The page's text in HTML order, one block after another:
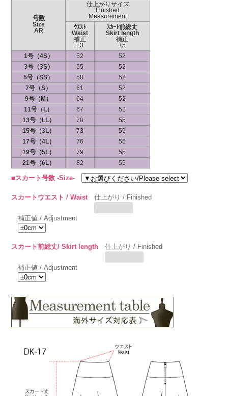
号数
Size
AR
仕上がりサイズ
Finished
Measurement
ｳｴｽﾄ
Waist
補正
±3
ｽｶｰﾄ前総丈
Skirt length
補正
±5
1号（4S）
52
52
3号（3S）
55
52
5号（SS）
58
52
7号（S）
61
52
9号（M）
64
52
11号（L）
67
52
13号（LL）
70
55
15号（3L）
73
55
17号（4L）
76
55
19号（5L）
79
55
21号（6L）
82 55
■スカート号数 -Size-
スカートウエスト / Waist 仕上がり / Finished
補正値 / Adjustment
スカート前総丈/ Skirt length 仕上がり / Finished
補正値 / Adjustment